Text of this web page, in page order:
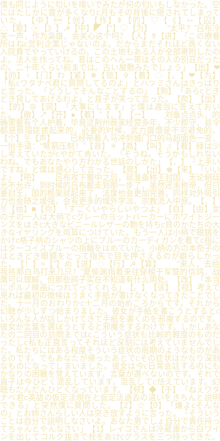
僕も同じように匂いを嗅いでみたが何の匂いもしなかった。空
にはたしかに雲が多くなりc月もその背後に隠されてしまって
いた。【中】【创】【作】☤【的】▽【《】➳【囚】
△【歌】ⓐ【》】☭【中】◤【“】♡【为】 “太平？”吕布冷
笑一声，作为枭雄，会关心这个吗？【人】☤【进】「この療養
所はねc営利企業じゃないのよ。だからまだそれほど高くない
入院費でやっていけるの。この土地もある人が全部寄附したの
よ。法人を作ってね。昔はこのへん一帯はその人の別荘だった
の。二十年くらい前までは。古い屋敷みたでしょう」【出】❤
【的】♀【门】わ【紧】❅【锁】✞【着】☁【，】❤【为】
「私cワタナベ君に質問してるのよ」とハツミさんはきっぱり
と言った。「どうしてそんなことするの」【狗】「あらcとき
どき貸してあげるわよ」と直子が笑って言った。【爬】【出】
↓【的】☮【洞】「大事にします」と僕は適当に答えておい
た。【敞】↗【开】●【着】°【，】【一】 刘备点点头，的
确需要有个人护着，毕竟这荆州蔡家经营多年，不少郡守、县令
都是蔡瑁提拔起来的，必要的时候，武力震慑是不可避免的。
【个】웃【声】 已经带着人马冲到城门口的马超面色一变，
一抬手道：“弩箭压制！”【音】＊【高】【叫】♫【着】緑は少
し考えていたがcやがて肯いた。「そうね。そうかもしれない
わね。でもあなたやり方わかる世話のしかた」【，】「上手い
ですね」と僕は感心して言った。【爬】【出】♚【来】「いい
よ」【吧】 吕布攻下蜀中之后，就准备称王封国，无论朝廷
允不允许，到时候的吕布都走到那一步了，虽然还未称帝，但只
要封王，国的框架就起来了，法度也会更加完善，同样对外吸引
力也会随之增强，会有更多的域外学派、宗教流入中原。【，】
웃【给】■【你】「すごくいやらしいやつよ」【自】【由】女
の子の一人は大柄でcグレーのヨットバーカーにホワイトジー
ンズをはきc大きなビニールレザーの鞄を持ちc貝のかたちの大
きなイヤリングを両耳につけていた。もう一人は小柄で眼鏡を
かけc格子柄のシャツの上にブルーのカーディガンを着てc指に
はターコイズブルーの指輪をはめていた。小柄の方の本奈子の
はときどき眼鏡をとって指先で目を押さえるのが癖らしかっ
た。【！】≈【”】め【进】☁【行】☭【篡】 “来人，去给
我将那白鸟打来几只！”夏侯渊指着来往穿梭于军营的信鸽，战
鹰可以理解，但那些鸽子实在不知道有什么用处。【改】「本当
にポルノ映画につれてってくれる」【。】【该】【视】考えて
見れば最初の徴候はうまく手紙が書けなくなってきたことでし
た。十一月のおわりかc十二月の始めころからです。それから
幻聴が少しずつ始まりました。彼女が手紙を書こうとするとc
いろんな人が話しかけてきて手紙を書くのを邪魔するのです。
彼女が言葉を選ぼうとすると邪魔をするわけです。しかしあな
たの二回目の訪問まではcこういう症状も比較的軽度のものだ
ったしc私も正直言ってそれほど深刻には考えていませんでし
た。私たちにはある程度そういう症状の周期のようなものがあ
るのです。でもあなたが帰ったあとでcその症状はかなり深刻
なものになってしまいました。彼女は今c日常会話するのにも
かなりの困難を覚えています。言葉が選べないのです。それで
直子は今ひどく混乱しています。混乱してc怯えています。幻
聴もだんだんひどくなっています。【频】◆【于】「ねえワタ
ナベ君c英語の仮定法現在と仮定法過去の違いをきちんと説明
できる」と突然僕に質問した。【2】☆【0】「嫌よcそんな
の」とお姉さんらしい人は突き放すように言った。「そういう
ことは自分で説明しなさいよ。あなた男でしょ自分で責任持っ
てちゃんとやんなさい」【1】レイコさんは冷蔵庫から白ワイ
ンを出してコルク抜きで栓をあけcグラスを三つ持ってきた。